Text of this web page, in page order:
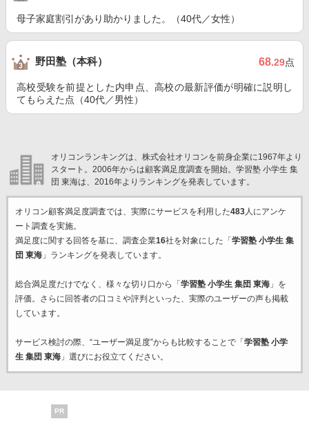
母子家庭割引があり助かりました。（40代／女性）
野田塾（本科） 68.29点
高校受験を前提とした内申点、高校の最新評価が明確に説明し
てもらえた点（40代／男性）
オリコンランキングは、株式会社オリコンを前身企業に1967年より
スタート。2006年からは顧客満足度調査を開始。学習塾 小学生 集
団 東海は、2016年よりランキングを発表しています。
オリコン顧客満足度調査では、実際にサービスを利用した483人にアンケ
ート調査を実施。
満足度に関する回答を基に、調査企業16社を対象にした「 学習塾 小学生 集
団 東海」ランキングを発表しています。
総合満足度だけでなく、様々な切り口から「 学習塾 小学生 集団 東海」を
評価。さらに回答者の口コミや評判といった、実際のユーザーの声も掲載
しています。
サービス検討の際、“ユーザー満足度”からも比較することで「 学習塾 小学
生 集団 東海」選びにお役立てください。
PR